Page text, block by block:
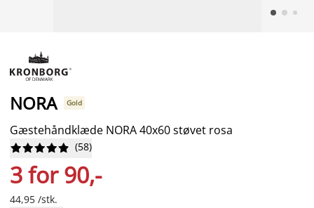
NORA Gold
Gæstehåndklæde NORA 40x60 støvet rosa





 (58)
3 for 90,-
44,95 /stk.